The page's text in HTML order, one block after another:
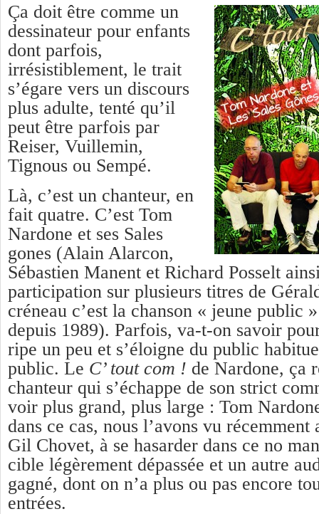
Ça doit être comme un
dessinateur pour enfants
dont parfois,
irrésistiblement, le trait
s’égare vers un discours
plus adulte, tenté qu’il
peut être parfois par
Reiser, Vuillemin,
Tignous ou Sempé.
Là, c’est un chanteur, en
fait quatre. C’est Tom
Nardone et ses Sales
gones (Alain Alarcon,
Sébastien Manent et Richard Posselt
participation sur plusieurs titres de
créneau c’est la chanson « jeune public
depuis 1989). Parfois, va-t-on savoir
ripe un peu et s’éloigne du public
public. Le C’ tout com ! de Nardone, ça
chanteur qui s’échappe de son strict
voir plus grand, plus large : Tom
dans ce cas, nous l’avons vu récemment
Gil Chovet, à se hasarder dans ce no
cible légèrement dépassée et un autre
gagné, dont on n’a plus ou pas encore
entrées.